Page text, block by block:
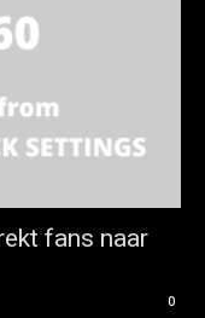
fans naar
0